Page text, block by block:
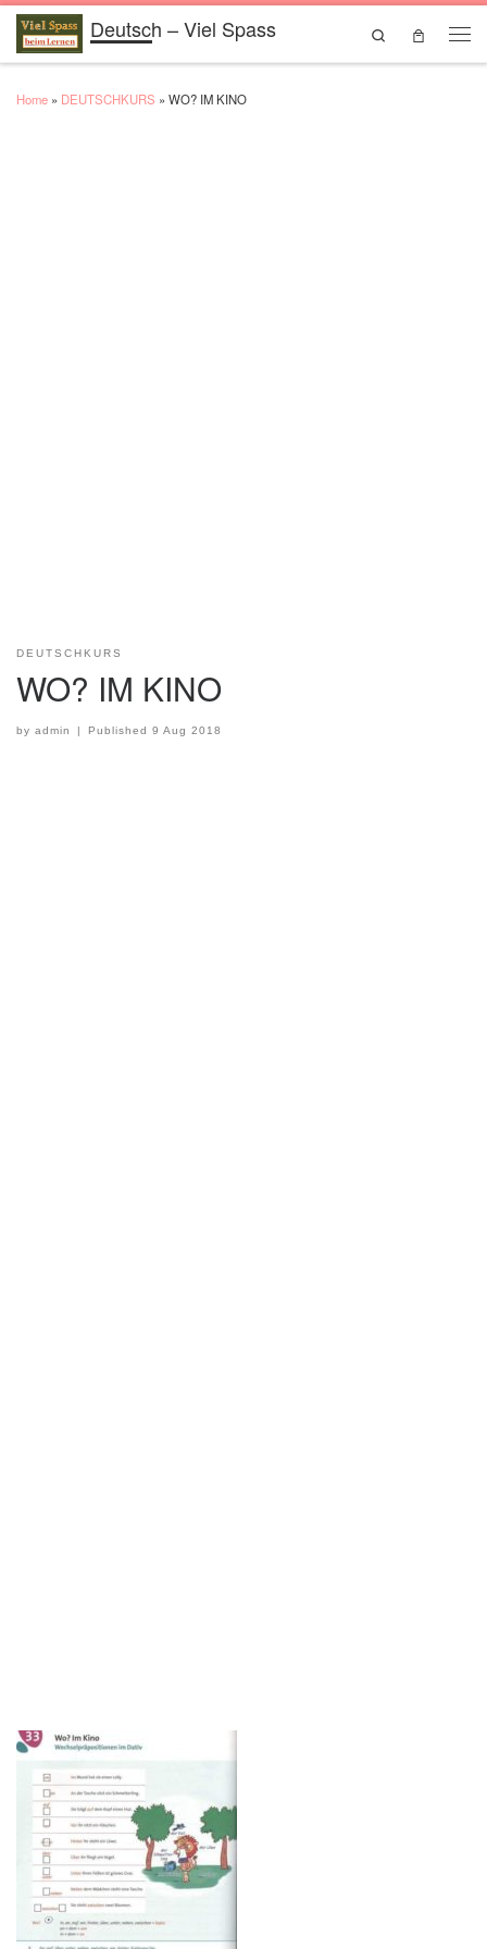
Skip to contentDeutsch – Viel Spass
Search
Home » DEUTSCHKURS » WO? IM KINO
DEUTSCHKURS
WO? IM KINO
by admin Published9 Aug 2018